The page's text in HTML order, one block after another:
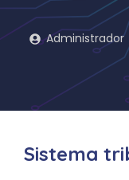
Administrador
Sistema